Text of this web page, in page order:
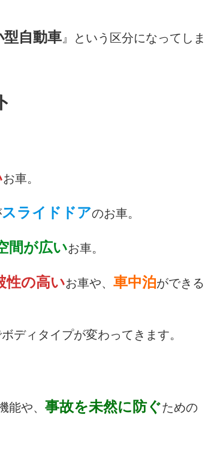
型自動車』という区分になってしま
お車。
スライドドアのお車。
間が広いお車。
性の高いお車や、 車中泊ができる
ディタイプが変わってきます。
能や、 事故を未然に防ぐための